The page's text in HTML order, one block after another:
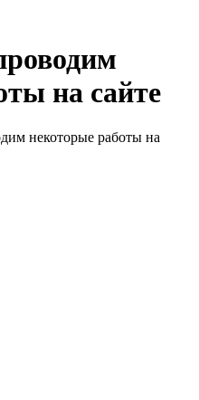
на сайте
некоторые работы на